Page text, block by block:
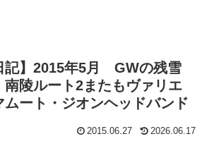
記】2015年5月 GWの残雪
南陵ルート2またもヴァリエ
ムート・ジオンヘッドバンド
2015.06.27 2026.06.17